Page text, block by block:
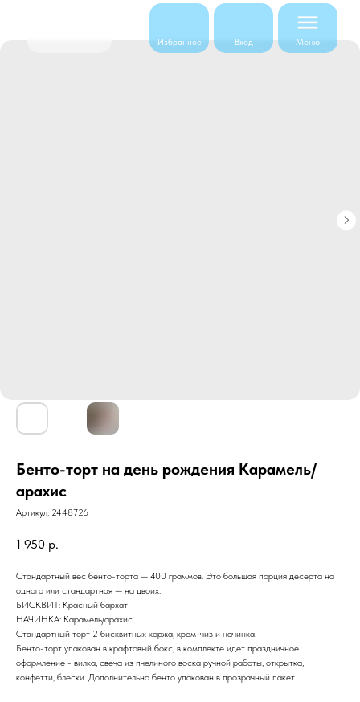
Меню
Вход
Избранное
Бенто-торт на день рождения Карамель/
арахис
Артикул: 2448726
1 950 р.
Стандартный вес бенто-торта — 400 граммов. Это большая порция десерта на
одного или стандартная — на двоих.
БИСКВИТ: Красный бархат
НАЧИНКА: Карамель/арахис
Стандартный торт 2 бисквитных коржа, крем-чиз и начинка.
Бенто-торт упакован в крафтовый бокс, в комплекте идет праздничное
оформление - вилка, свеча из пчелиного воска ручной работы, открытка,
конфетти, блески. Дополнительно бенто упакован в прозрачный пакет.